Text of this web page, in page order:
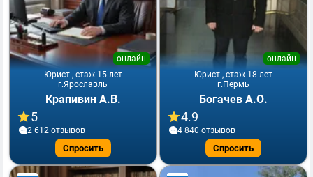
Юрист , стаж 15 лет
онлайн
г.Ярославль
Крапивин А.В.
5
2 612 отзывов
Спросить
Юрист , стаж 18 лет
онлайн
г.Пермь
Богачев А.О.
4.9
4 840 отзывов
Спросить